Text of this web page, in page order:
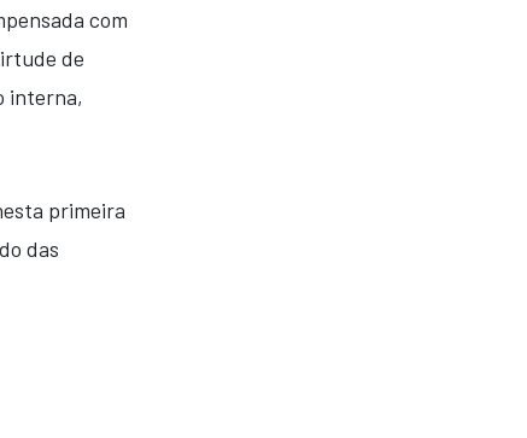
com
de
interna,
primeira
das
UM INFINITO ROL DE PROMESSAS QUE NÃO SE CUMPREM -
ANGOLANO HERCULANO CARVALHO DOS SANTOS